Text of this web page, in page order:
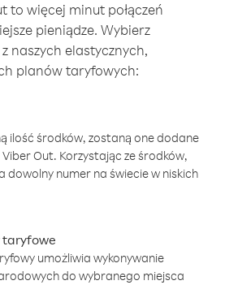
to więcej minut połączeń
pieniądze. Wybierz
naszych elastycznych,
planów taryfowych:
ilość środków, zostaną one dodane
Out. Korzystając ze środków,
dowolny numer na świecie w niskich
taryfowe
umożliwia wykonywanie
do wybranego miejsca